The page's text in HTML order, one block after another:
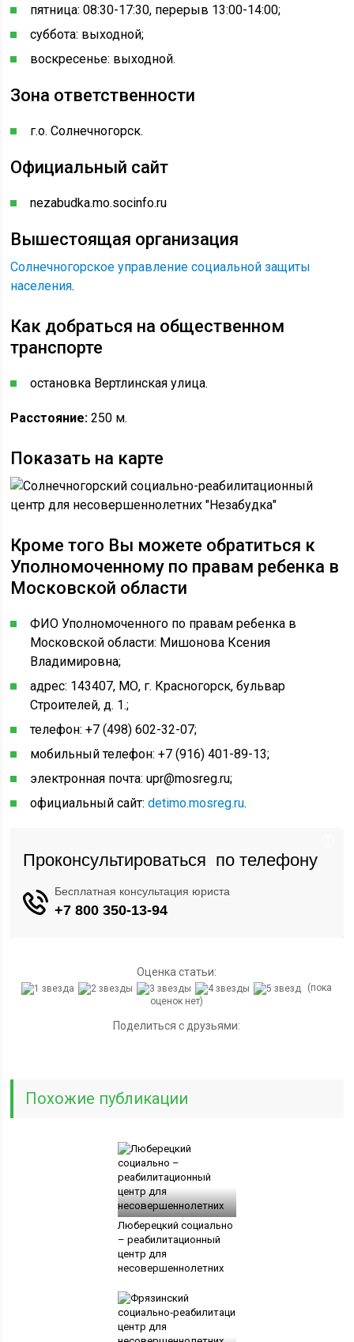
пятница: 08:30-17:30, перерыв 13:00-14:00;
суббота: выходной;
воскресенье: выходной.
Зона ответственности
г.о. Солнечногорск.
Официальный сайт
nezabudka.mo.socinfo.ru
Вышестоящая организация
Солнечногорское управление социальной защиты
населения.
Как добраться на общественном
транспорте
остановка Вертлинская улица.
Расстояние:250 м.
Показать на карте
Кроме того Вы можете обратиться к
Уполномоченному по правам ребенка в
Московской области
ФИО Уполномоченного по правам ребенка в
Московской области: Мишонова Ксения
Владимировна;
адрес: 143407, МО, г. Красногорск, бульвар
Строителей, д. 1.;
телефон: +7 (498) 602-32-07;
мобильный телефон: +7 (916) 401-89-13;
электронная почта: upr@mosreg.ru;
официальный сайт:detimo.mosreg.ru.
Оценка статьи:
(пока
оценок нет)
Поделиться с друзьями:
Похожие публикации
Люберецкий социально
– реабилитационный
центр для
несовершеннолетних